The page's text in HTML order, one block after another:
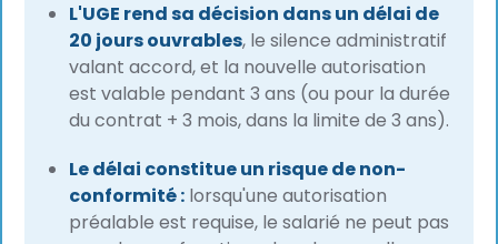
L'UGE rend sa décision dans un délai de
20 jours ouvrables, le silence administratif
valant accord, et la nouvelle autorisation
est valable pendant 3 ans (ou pour la durée
du contrat + 3 mois, dans la limite de 3 ans).
Le délai constitue un risque de non-
conformité : lorsqu'une autorisation
préalable est requise, le salarié ne peut pas